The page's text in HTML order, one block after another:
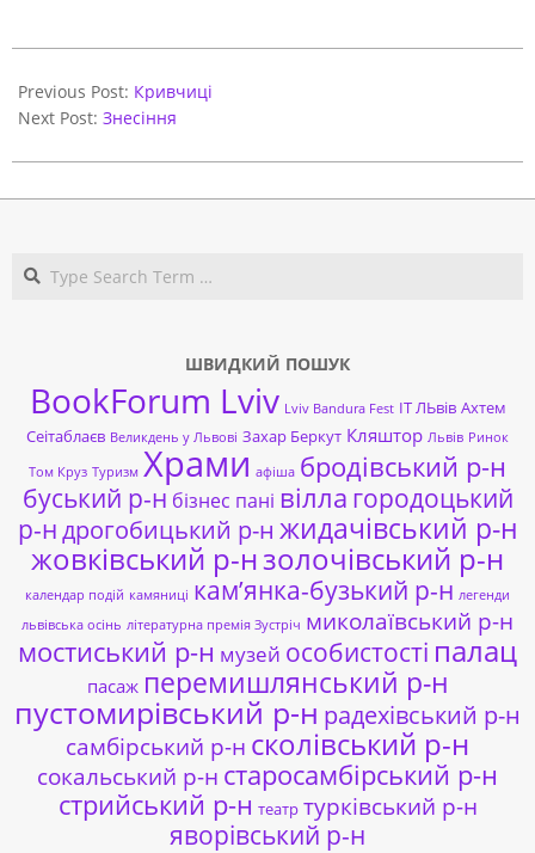
06-
01
Previous Post: Кривчиці
Next Post: Знесіння
ШВИДКИЙ ПОШУК
BookForum Lviv Lviv Bandura Fest ІТ ЛЬвів Ахтем
Сеітаблаєв Великдень у Львові Захар Беркут Кляштор Львів Ринок
Том Круз Туризм Храми афіша бродівський р-н
буський р-н бізнес пані вілла городоцький
р-ндрогобицький р-н жидачівський р-н
жовківський р-нзолочівський р-н
календар подій камяниці кам’янка-бузький р-н легенди
львівська осінь літературна премія Зустріч миколаївський р-н
мостиський р-н музей особистості палац
пасаж перемишлянський р-н
пустомирівський р-н радехівський р-н
самбірський р-н сколівський р-н
сокальський р-н старосамбірський р-н
стрийський р-н театр турківський р-н
яворівський р-н